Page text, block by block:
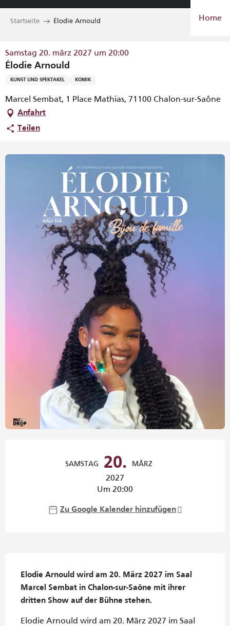
Aller
Home
Startseite Élodie Arnould
Samstag 20. märz 2027 um 20:00
Élodie Arnould
KUNST UND SPEKTAKEL KOMIK
Marcel Sembat, 1 Place Mathias, 71100 Chalon-sur-Saône
Anfahrt
Teilen
SAMSTAG 20. MÄRZ
2027
Um 20:00
Zu Google Kalender hinzufügen
Elodie Arnould wird am 20. März 2027 im Saal
Marcel Sembat in Chalon-sur-Saône mit ihrer
dritten Show auf der Bühne stehen.
Elodie Arnould wird am 20. März 2027 im Saal